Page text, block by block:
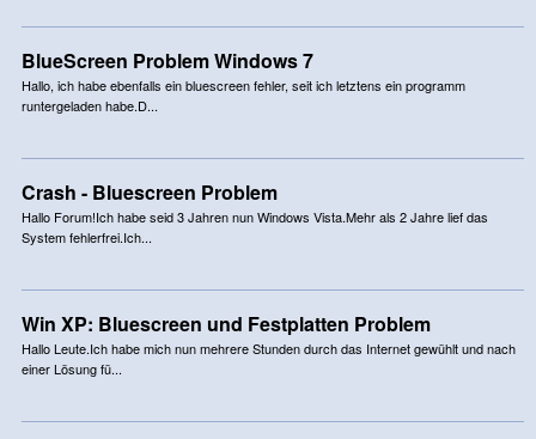
BlueScreen Problem Windows 7
Hallo, ich habe ebenfalls ein bluescreen fehler, seit ich letztens ein programm
runtergeladen habe.D...
Crash - Bluescreen Problem
Hallo Forum!Ich habe seid 3 Jahren nun Windows Vista.Mehr als 2 Jahre lief das
System fehlerfrei.Ich...
Win XP: Bluescreen und Festplatten Problem
Hallo Leute.Ich habe mich nun mehrere Stunden durch das Internet gewühlt und nach
einer Lösung fü...